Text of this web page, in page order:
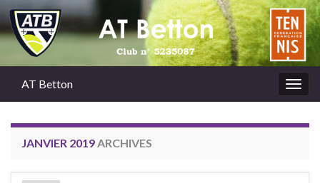
AT Betton
JANVIER 2019ARCHIVES